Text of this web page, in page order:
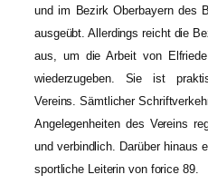
und im Bezirk Oberbayern des
ausgeübt. Allerdings reicht die
aus, um die Arbeit von
wiederzugeben. Sie ist
Vereins. Sämtlicher
Angelegenheiten des Vereins
und verbindlich. Darüber hinaus
sportliche Leiterin von forice 89.